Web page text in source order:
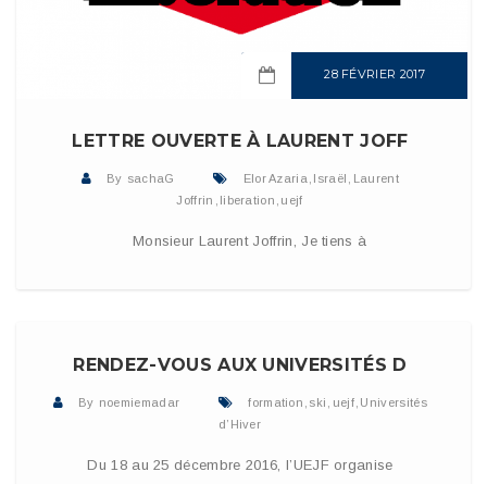
28 FÉVRIER 2017
LETTRE OUVERTE À LAURENT JOFF
By sachaG Elor Azaria Israël
Laurent
Joffrin
liberation uejf
Monsieur Laurent Joffrin, Je tiens à
RENDEZ-VOUS AUX UNIVERSITÉS D
By noemiemadar formation ski uejf Universités
d’Hiver
Du 18 au 25 décembre 2016, l’UEJF organise